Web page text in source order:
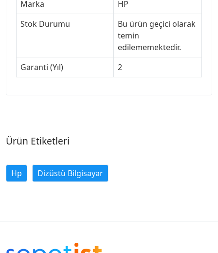
Marka
HP
Stok Durumu
Bu ürün geçici olarak
temin
edilememektedir.
Garanti (Yıl)
2
Ürün Etiketleri
Hp Dizüstü Bilgisayar